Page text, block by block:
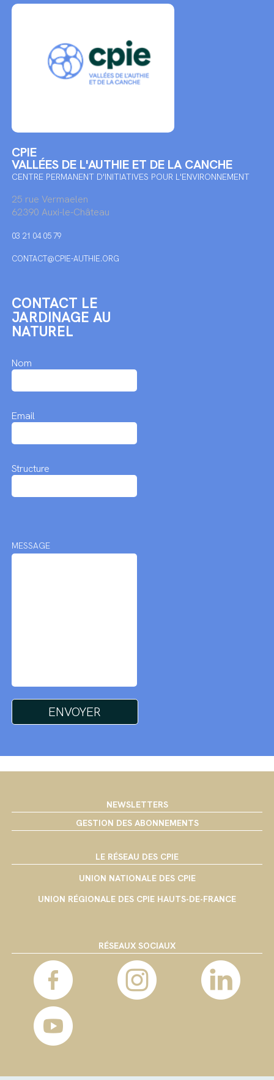
CPIE
VALLÉES DE L'AUTHIE ET DE LA CANCHE
CENTRE PERMANENT D'INITIATIVES POUR L'ENVIRONNEMENT
25 rue Vermaelen
62390 Auxi-le-Château
03 21 04 05 79
CONTACT@CPIE-AUTHIE.ORG
CONTACT LE
JARDINAGE AU
NATUREL
Nom
Email
Structure
MESSAGE
NEWSLETTERS
GESTION DES ABONNEMENTS
LE RÉSEAU DES CPIE
UNION NATIONALE DES CPIE
UNION RÉGIONALE DES CPIE HAUTS-DE-FRANCE
RÉSEAUX SOCIAUX